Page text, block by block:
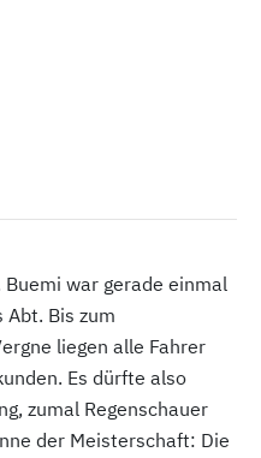
Buemi war gerade einmal
Bis zum
liegen alle Fahrer
Es dürfte also
zumal Regenschauer
der Meisterschaft: Die